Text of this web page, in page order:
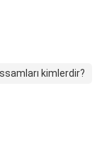
kimlerdir?